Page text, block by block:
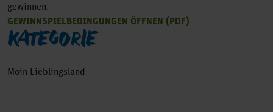
gewinnen.
GEWINNSPIELBEDINGUNGEN ÖFFNEN (PDF)
KATEGORIE
Moin Lieblingsland